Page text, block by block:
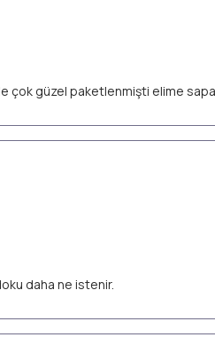
çok güzel paketlenmişti elime
daha ne istenir.